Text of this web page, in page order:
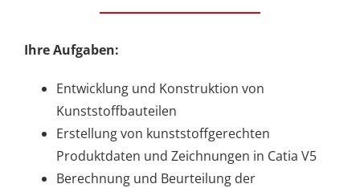
Ihre Aufgaben:
Entwicklung und Konstruktion von
Kunststoffbauteilen
Erstellung von kunststoffgerechten
Produktdaten und Zeichnungen in Catia V5
Berechnung und Beurteilung der